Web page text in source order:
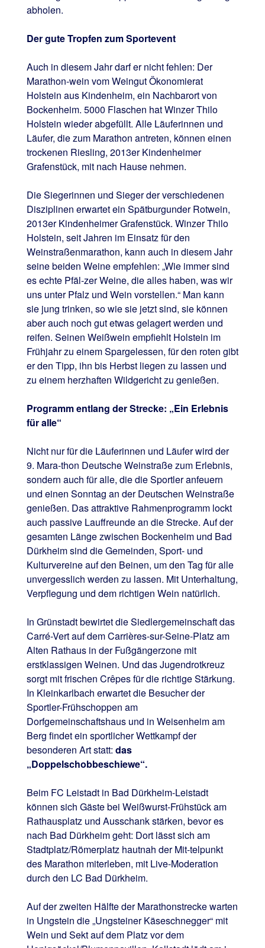
abholen.
Der gute Tropfen zum Sportevent
Auch in diesem Jahr darf er nicht fehlen: Der
Marathon-wein vom Weingut Ökonomierat
Holstein aus Kindenheim, ein Nachbarort von
Bockenheim. 5000 Flaschen hat Winzer Thilo
Holstein wieder abgefüllt. Alle Läuferinnen und
Läufer, die zum Marathon antreten, können einen
trockenen Riesling, 2013er Kindenheimer
Grafenstück, mit nach Hause nehmen.
Die Siegerinnen und Sieger der verschiedenen
Disziplinen erwartet ein Spätburgunder Rotwein,
2013er Kindenheimer Grafenstück. Winzer Thilo
Holstein, seit Jahren im Einsatz für den
Weinstraßenmarathon, kann auch in diesem Jahr
seine beiden Weine empfehlen: „Wie immer sind
es echte Pfäl-zer Weine, die alles haben, was wir
uns unter Pfalz und Wein vorstellen.“ Man kann
sie jung trinken, so wie sie jetzt sind, sie können
aber auch noch gut etwas gelagert werden und
reifen. Seinen Weißwein empfiehlt Holstein im
Frühjahr zu einem Spargelessen, für den roten gibt
er den Tipp, ihn bis Herbst liegen zu lassen und
zu einem herzhaften Wildgericht zu genießen.
Programm entlang der Strecke: „Ein Erlebnis
für alle“
Nicht nur für die Läuferinnen und Läufer wird der
9. Mara-thon Deutsche Weinstraße zum Erlebnis,
sondern auch für alle, die die Sportler anfeuern
und einen Sonntag an der Deutschen Weinstraße
genießen. Das attraktive Rahmenprogramm lockt
auch passive Lauffreunde an die Strecke. Auf der
gesamten Länge zwischen Bockenheim und Bad
Dürkheim sind die Gemeinden, Sport- und
Kulturvereine auf den Beinen, um den Tag für alle
unvergesslich werden zu lassen. Mit Unterhaltung,
Verpflegung und dem richtigen Wein natürlich.
In Grünstadt bewirtet die Siedlergemeinschaft das
Carré-Vert auf dem Carrières-sur-Seine-Platz am
Alten Rathaus in der Fußgängerzone mit
erstklassigen Weinen. Und das Jugendrotkreuz
sorgt mit frischen Crêpes für die richtige Stärkung.
In Kleinkarlbach erwartet die Besucher der
Sportler-Frühschoppen am
Dorfgemeinschaftshaus und in Weisenheim am
Berg findet ein sportlicher Wettkampf der
besonderen Art statt: das
„Doppelschobbeschiewe“.
Beim FC Leistadt in Bad Dürkheim-Leistadt
können sich Gäste bei Weißwurst-Frühstück am
Rathausplatz und Ausschank stärken, bevor es
nach Bad Dürkheim geht: Dort lässt sich am
Stadtplatz/Römerplatz hautnah der Mit-telpunkt
des Marathon miterleben, mit Live-Moderation
durch den LC Bad Dürkheim.
Auf der zweiten Hälfte der Marathonstrecke warten
in Ungstein die „Ungsteiner Käseschnegger“ mit
Wein und Sekt auf dem Platz vor dem